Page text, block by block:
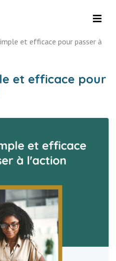
et efficace pour passer à
et efficace pour